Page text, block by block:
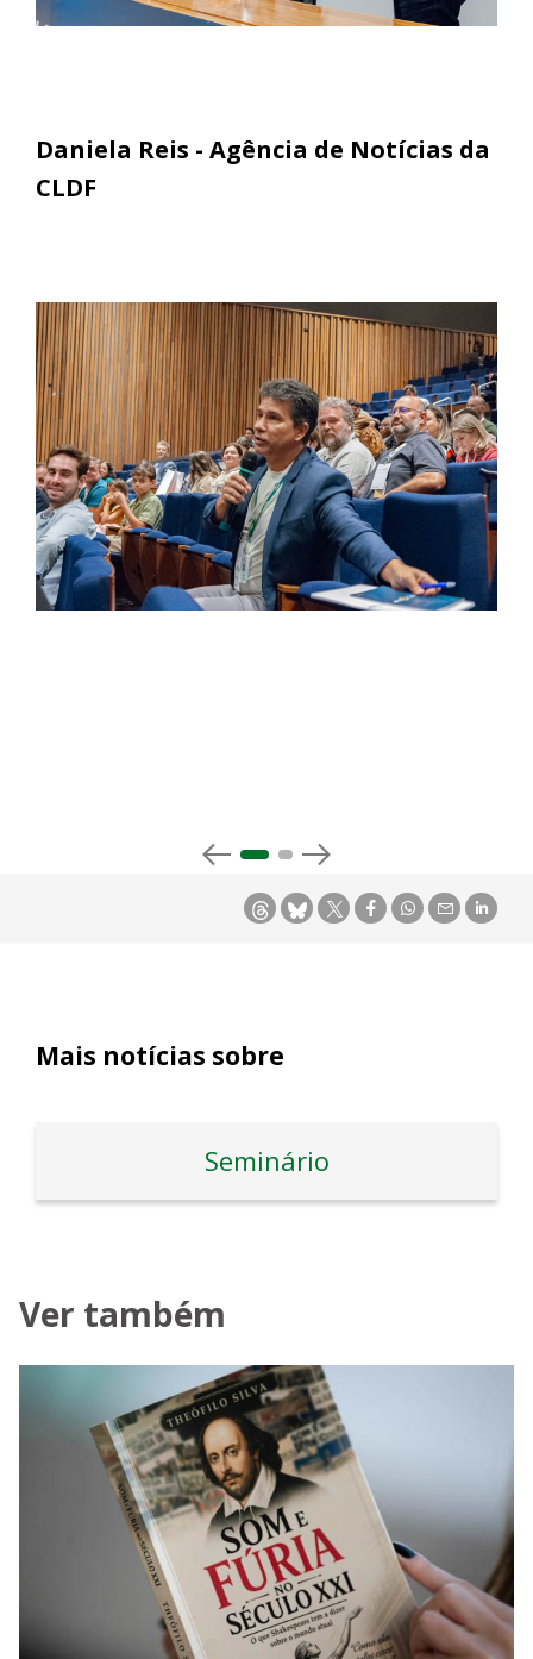
Daniela Reis - Agência de Notícias da
CLDF
Mais notícias sobre
Seminário
Ver também